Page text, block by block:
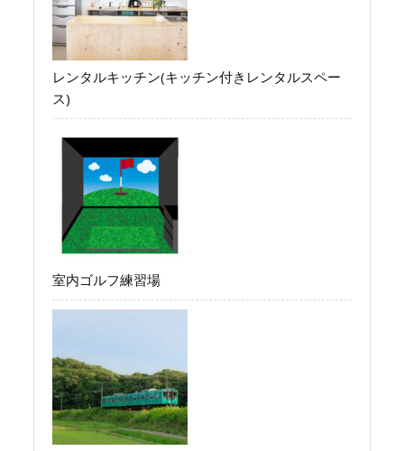
レンタルキッチン(キッチン付きレンタルスペー
ス)
室内ゴルフ練習場